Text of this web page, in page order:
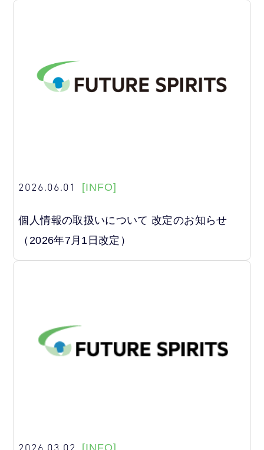
2026.06.01 [INFO]
個人情報の取扱いについて 改定のお知らせ
（2026年7月1日改定）